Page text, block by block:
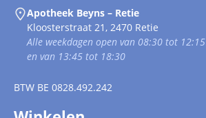
Apotheek Beyns – Retie
Kloosterstraat 21, 2470 Retie
Alle weekdagen open van 08:30 tot 12:15
en van 13:45 tot 18:30
BTW BE 0828.492.242